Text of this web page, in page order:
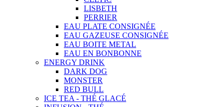
LISBETH
PERRIER
EAU PLATE CONSIGNÉE
EAU GAZEUSE CONSIGNÉE
EAU BOITE METAL
EAU EN BONBONNE
ENERGY DRINK
DARK DOG
MONSTER
RED BULL
ICE TEA - THÉ GLACÉ